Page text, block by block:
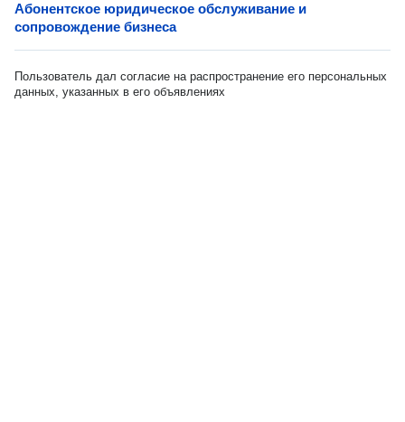
Абонентское юридическое обслуживание и
сопровождение бизнеса
Пользователь дал согласие на распространение его персональных
данных, указанных в его объявлениях